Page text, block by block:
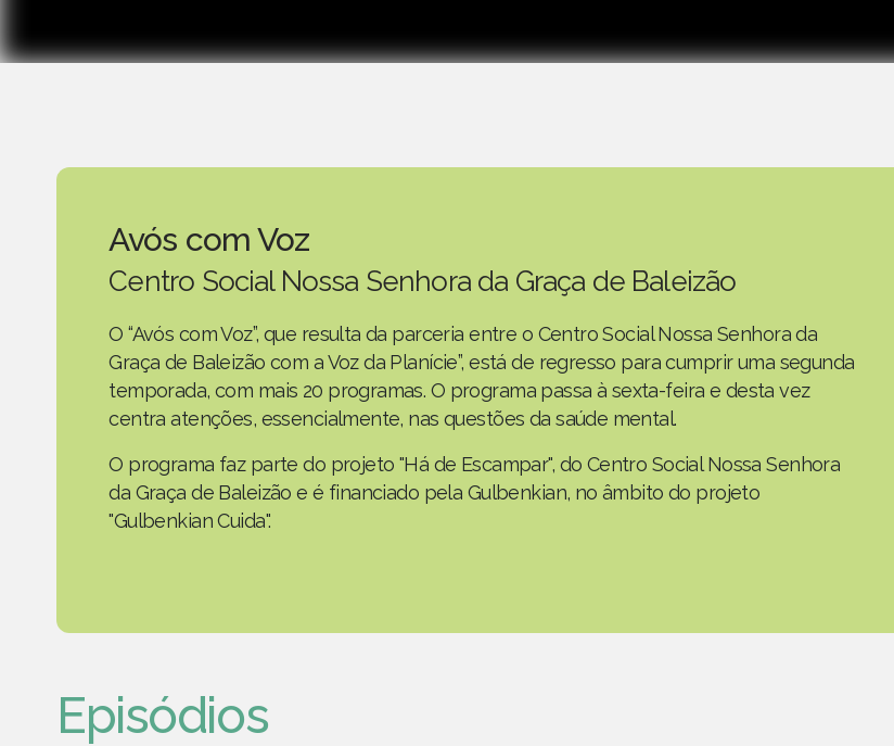
Avós com Voz
Centro Social Nossa Senhora da Graça de Baleizão
O “Avós com Voz”, que resulta da parceria entre o Centro Social Nossa Senhora da
Graça de Baleizão com a Voz da Planície”, está de regresso para cumprir uma segunda
temporada, com mais 20 programas. O programa passa à sexta-feira e desta vez
centra atenções, essencialmente, nas questões da saúde mental.
O programa faz parte do projeto "Há de Escampar", do Centro Social Nossa Senhora
da Graça de Baleizão e é financiado pela Gulbenkian, no âmbito do projeto
"Gulbenkian Cuida".
Episódios